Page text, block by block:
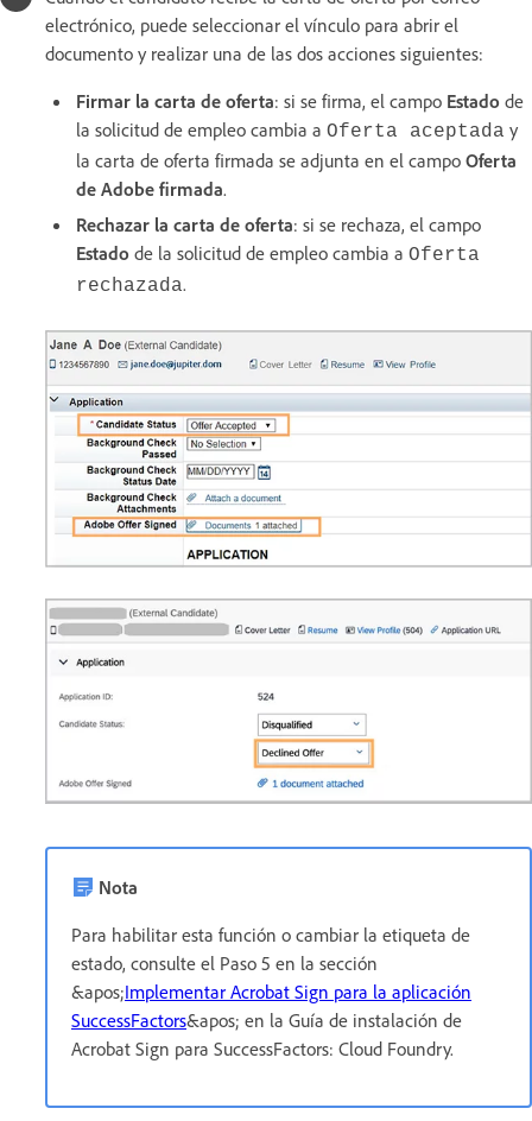
electrónico, puede seleccionar el vínculo para abrir el
documento y realizar una de las dos acciones siguientes:
Firmar la carta de oferta: si se firma, el campo Estado de
la solicitud de empleo cambia a Oferta aceptada y
la carta de oferta firmada se adjunta en el campo Oferta
de Adobe firmada.
Rechazar la carta de oferta: si se rechaza, el campo
Estado de la solicitud de empleo cambia a Oferta
rechazada.
Nota
Para habilitar esta función o cambiar la etiqueta de
estado, consulte el Paso 5 en la sección
&apos;Implementar Acrobat Sign para la aplicación
SuccessFactors&apos; en la Guía de instalación de
Acrobat Sign para SuccessFactors: Cloud Foundry.